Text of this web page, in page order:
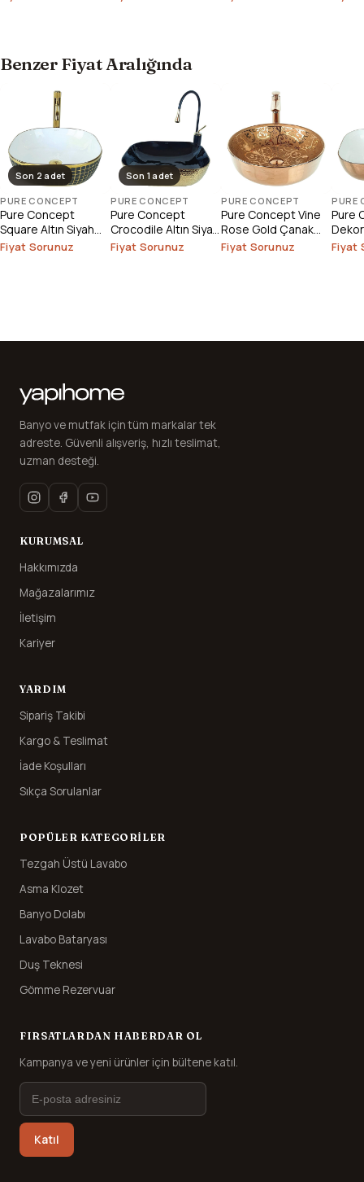
Benzer Fiyat Aralığında
Son 2 adet
PURE CONCEPT
Pure Concept
Square Altın Siyah
Çanak Lavabo (
Fiyat Sorunuz
Son 1 adet
PURE CONCEPT
Pure Concept
Crocodile Altın Siyah
Çanak Lavabo
Fiyat Sorunuz
PURE CONCEPT
Pure Concept Vine
Rose Gold Çanak
Lavabo (Outlet)
Fiyat Sorunuz
PURE
Pure
Üstü
Fiyat
Banyo ve mutfak için tüm markalar tek
adreste. Güvenli alışveriş, hızlı teslimat,
uzman desteği.
KURUMSAL
Hakkımızda
Mağazalarımız
İletişim
Kariyer
YARDIM
Sipariş Takibi
Kargo & Teslimat
İade Koşulları
Sıkça Sorulanlar
POPÜLER KATEGORILER
Tezgah Üstü Lavabo
Asma Klozet
Banyo Dolabı
Lavabo Bataryası
Duş Teknesi
Gömme Rezervuar
FIRSATLARDAN HABERDAR OL
Kampanya ve yeni ürünler için bültene katıl.
Katıl